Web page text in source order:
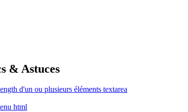
& Astuces
d'un ou plusieurs éléments textarea
html